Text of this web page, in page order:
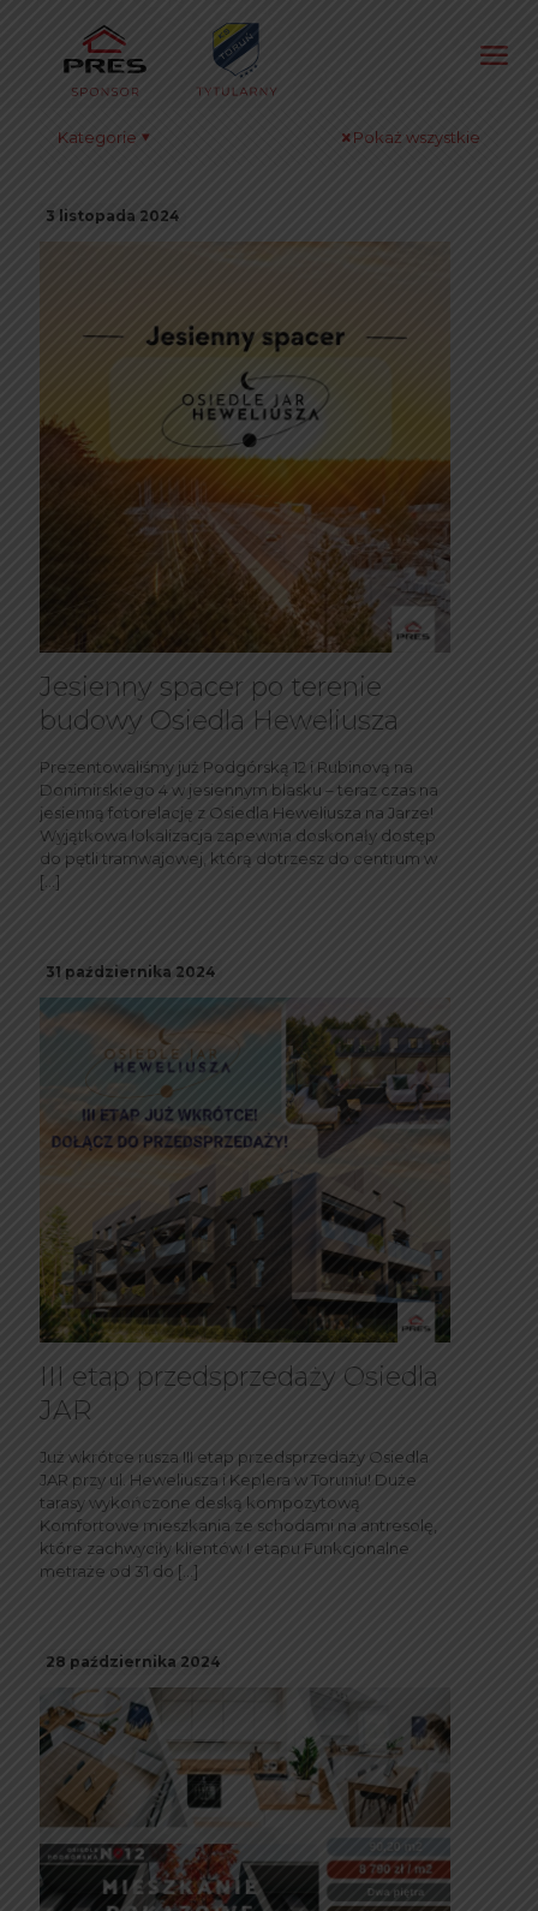
Kategorie Pokaż wszystkie
3 listopada 2024
Jesienny spacer po terenie
budowy Osiedla Heweliusza
Prezentowaliśmy już Podgórską 12 i Rubinovą na
Donimirskiego 4 w jesiennym blasku – teraz czas na
jesienną fotorelację z Osiedla Heweliusza na Jarze!
Wyjątkowa lokalizacja zapewnia doskonały dostęp
do pętli tramwajowej, którą dotrzesz do centrum w
[…]
31 października 2024
III etap przedsprzedaży Osiedla
JAR
Już wkrótce rusza III etap przedsprzedaży Osiedla
JAR przy ul. Heweliusza i Keplera w Toruniu! Duże
tarasy wykończone deską kompozytową
Komfortowe mieszkania ze schodami na antresolę,
które zachwyciły klientów I etapu Funkcjonalne
metraże od 31 do […]
28 października 2024